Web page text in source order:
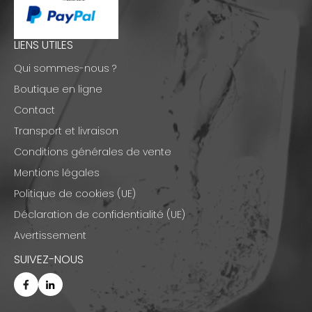
LIENS UTILES
Qui sommes-nous ?
Boutique en ligne
Contact
Transport et livraison
Conditions générales de vente
Mentions légales
Politique de cookies (UE)
Déclaration de confidentialité (UE)
Avertissement
SUIVEZ-NOUS